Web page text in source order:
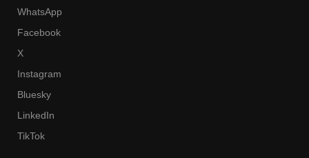
WhatsApp
Facebook
X
Instagram
Bluesky
LinkedIn
TikTok